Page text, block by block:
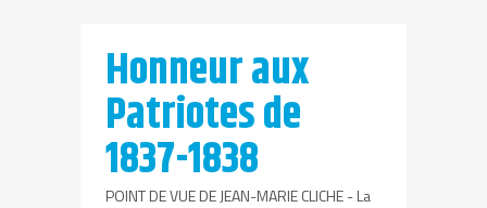
Honneur aux
Patriotes de
1837-1838
POINT DE VUE DE JEAN-MARIE CLICHE - La